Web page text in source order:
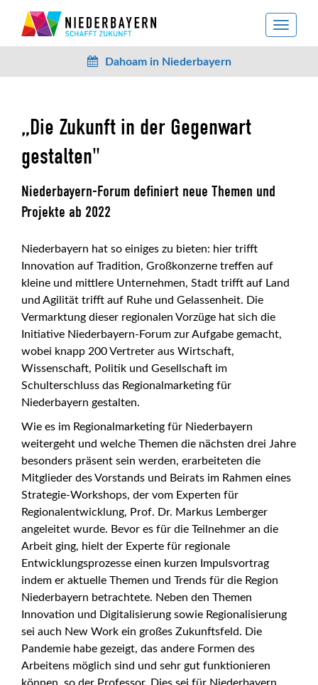
toggle
Dahoam in Niederbayern
„Die Zukunft in der Gegenwart
gestalten"
Niederbayern-Forum definiert neue Themen und
Projekte ab 2022
Niederbayern hat so einiges zu bieten: hier trifft
Innovation auf Tradition, Großkonzerne treffen auf
kleine und mittlere Unternehmen, Stadt trifft auf Land
und Agilität trifft auf Ruhe und Gelassenheit. Die
Vermarktung dieser regionalen Vorzüge hat sich die
Initiative Niederbayern-Forum zur Aufgabe gemacht,
wobei knapp 200 Vertreter aus Wirtschaft,
Wissenschaft, Politik und Gesellschaft im
Schulterschluss das Regionalmarketing für
Niederbayern gestalten.
Wie es im Regionalmarketing für Niederbayern
weitergeht und welche Themen die nächsten drei Jahre
besonders präsent sein werden, erarbeiteten die
Mitglieder des Vorstands und Beirats im Rahmen eines
Strategie-Workshops, der vom Experten für
Regionalentwicklung, Prof. Dr. Markus Lemberger
angeleitet wurde. Bevor es für die Teilnehmer an die
Arbeit ging, hielt der Experte für regionale
Entwicklungsprozesse einen kurzen Impulsvortrag
indem er aktuelle Themen und Trends für die Region
Niederbayern betrachtete. Neben den Themen
Innovation und Digitalisierung sowie Regionalisierung
sei auch New Work ein großes Zukunftsfeld. Die
Pandemie habe gezeigt, das andere Formen des
Arbeitens möglich sind und sehr gut funktionieren